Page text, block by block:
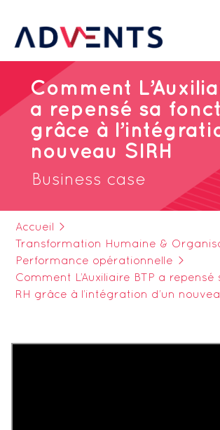
Comment
a repensé sa
grâce à
nouveau SIRH
Business case
Accueil
>
Transformation Humaine &
Performance opérationnelle
>
Comment L’Auxiliaire BTP a repensé
RH grâce à l’intégration d’un